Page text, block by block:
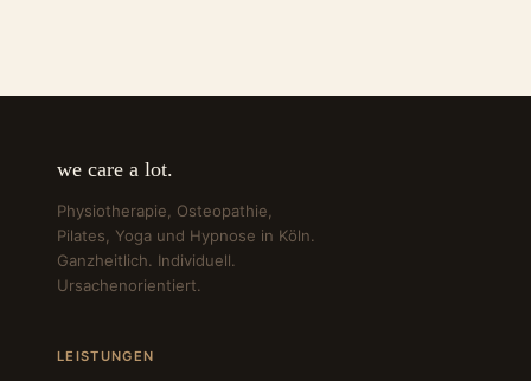
we care a lot.
Physiotherapie, Osteopathie,
Pilates, Yoga und Hypnose in Köln.
Ganzheitlich. Individuell.
Ursachenorientiert.
LEISTUNGEN